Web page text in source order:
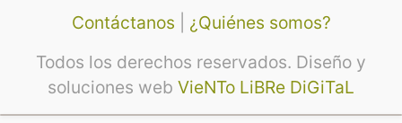
Contáctanos
¿Quiénes somos?
Todos los derechos reservados. Diseño y
soluciones web VieNTo LiBRe DiGiTaL